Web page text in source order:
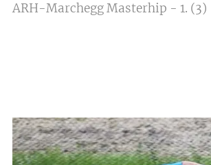
ARH-Marchegg Masterhip - 1. (3)